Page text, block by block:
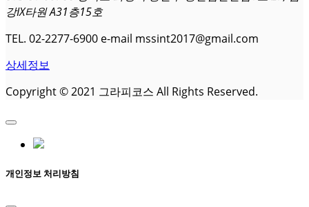
강IX타원 A31층15호
TEL. 02-2277-6900 e-mail mssint2017@gmail.com
상세정보
Copyright © 2021 그라피코스 All Rights Reserved.
개인정보 처리방침